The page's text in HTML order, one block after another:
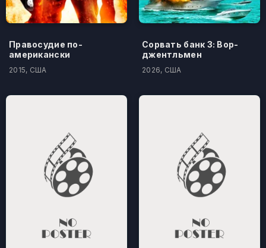
Правосудие по-
американски
2015, США
Сорвать банк 3: Вор-
джентльмен
2026, США